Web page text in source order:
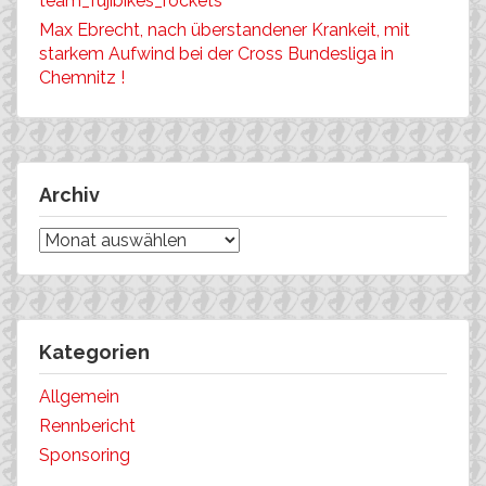
Max Ebrecht, nach überstandener Krankeit, mit
starkem Aufwind bei der Cross Bundesliga in
Chemnitz !
Archiv
Archiv
Kategorien
Allgemein
Rennbericht
Sponsoring